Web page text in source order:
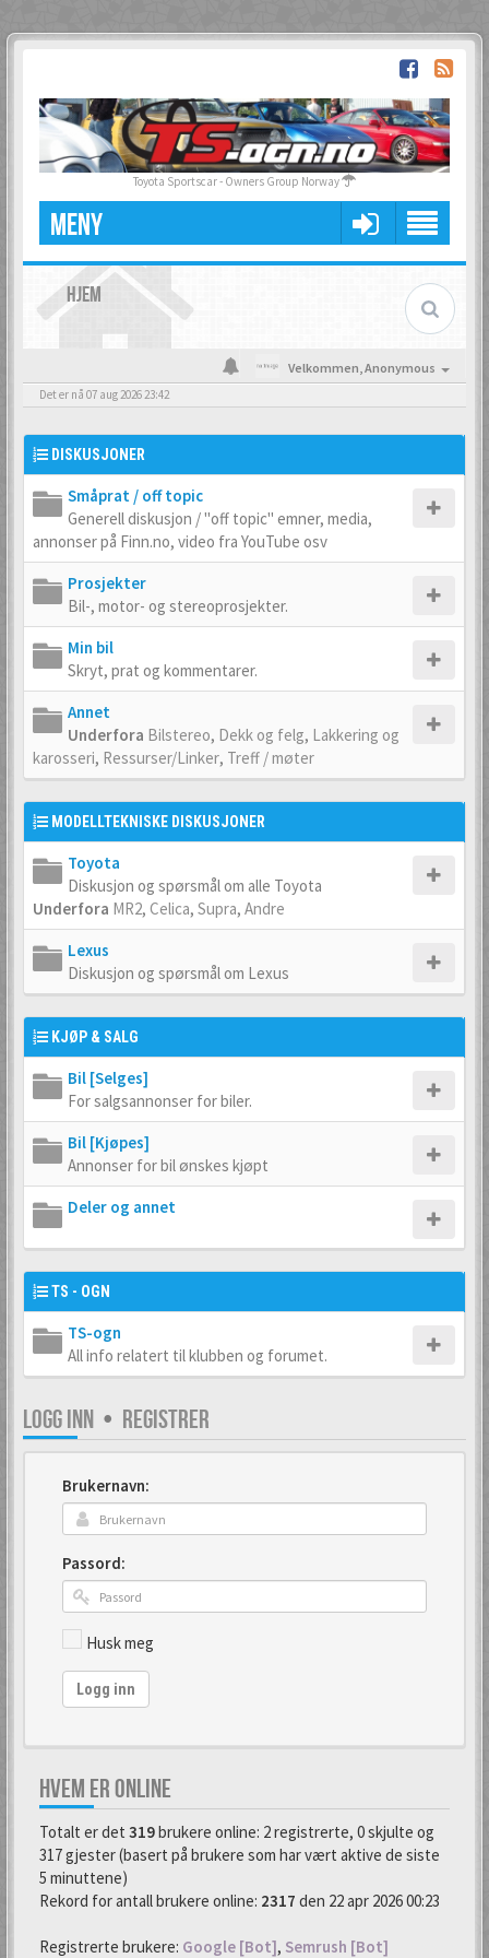
Toyota Sportscar - Owners Group Norway
MENY
HJEM
Velkommen,Anonymous
Det er nå 07 aug 2026 23:42
DISKUSJONER
Småprat / off topic
Generell diskusjon / "off topic" emner, media,
annonser på Finn.no, video fra YouTube osv
Prosjekter
Bil-, motor- og stereoprosjekter.
Min bil
Skryt, prat og kommentarer.
Annet
Underfora Bilstereo, Dekk og felg, Lakkering og
karosseri, Ressurser/Linker, Treff / møter
MODELLTEKNISKE DISKUSJONER
Toyota
Diskusjon og spørsmål om alle Toyota
Underfora MR2, Celica, Supra, Andre
Lexus
Diskusjon og spørsmål om Lexus
KJØP & SALG
Bil [Selges]
For salgsannonser for biler.
Bil [Kjøpes]
Annonser for bil ønskes kjøpt
Deler og annet
TS - OGN
TS-ogn
All info relatert til klubben og forumet.
LOGG INN • REGISTRER
Brukernavn:
Passord:
Husk meg
Logg inn
HVEM ER ONLINE
Totalt er det 319brukere online: 2 registrerte, 0 skjulte og
317 gjester (basert på brukere som har vært aktive de siste
5 minuttene)
Rekord for antall brukere online: 2317 den 22 apr 2026 00:23
Registrerte brukere: Google [Bot], Semrush [Bot]